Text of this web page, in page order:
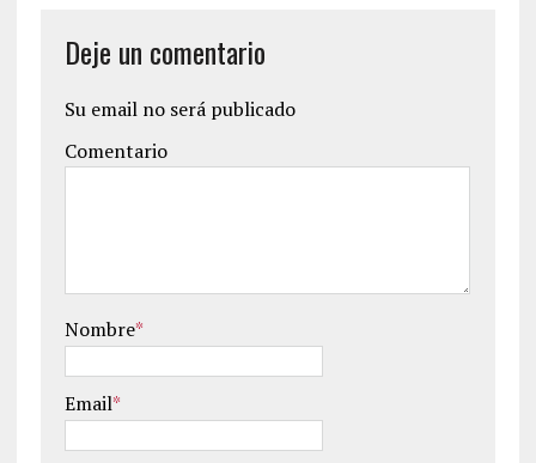
Deje un comentario
Su email no será publicado
Comentario
Nombre*
Email*